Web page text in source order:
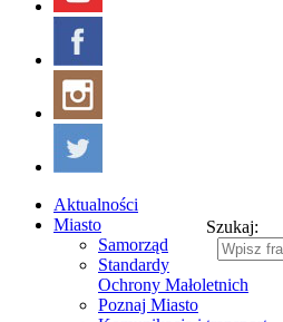
Szukaj:
Aktualności
Miasto
Samorząd
Standardy
Ochrony Małoletnich
Poznaj Miasto